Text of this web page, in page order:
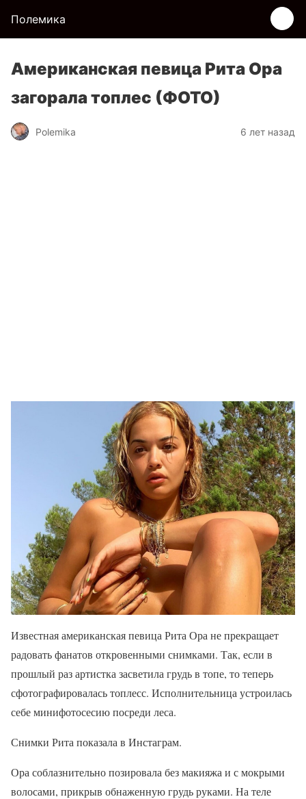
Полемика
Американская певица Рита Ора
загорала топлес (ФОТО)
Polemika 6 лет назад
Известная американская певица Рита Ора не прекращает
радовать фанатов откровенными снимками. Так, если в
прошлый раз артистка засветила грудь в топе, то теперь
сфотографировалась топлесс. Исполнительница устроилась
себе минифотосесию посреди леса.
Снимки Рита показала в Инстаграм.
Ора соблазнительно позировала без макияжа и с мокрыми
волосами, прикрыв обнаженную грудь руками. На теле